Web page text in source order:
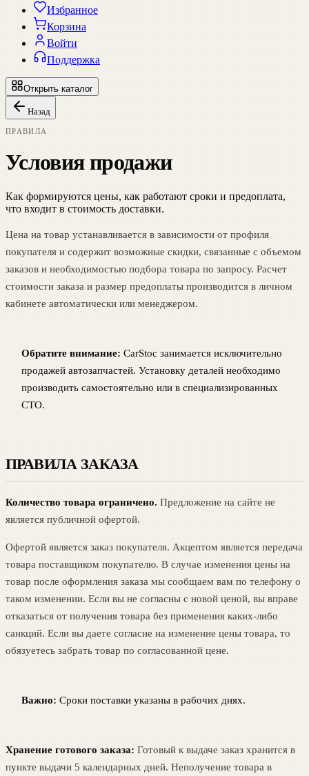
Избранное
Корзина
Войти
Поддержка
Открыть каталог
Назад
ПРАВИЛА
Условия продажи
Как формируются цены, как работают сроки и предоплата,
что входит в стоимость доставки.
Цена на товар устанавливается в зависимости от профиля
покупателя и содержит возможные скидки, связанные с объемом
заказов и необходимостью подбора товара по запросу. Расчет
стоимости заказа и размер предоплаты производится в личном
кабинете автоматически или менеджером.
Обратите внимание: CarStoc занимается исключительно
продажей автозапчастей. Установку деталей необходимо
производить самостоятельно или в специализированных
СТО.
ПРАВИЛА ЗАКАЗА
Количество товара ограничено. Предложение на сайте не
является публичной офертой.
Офертой является заказ покупателя. Акцептом является передача
товара поставщиком покупателю. В случае изменения цены на
товар после оформления заказа мы сообщаем вам по телефону о
таком изменении. Если вы не согласны с новой ценой, вы вправе
отказаться от получения товара без применения каких-либо
санкций. Если вы даете согласие на изменение цены товара, то
обязуетесь забрать товар по согласованной цене.
Важно: Сроки поставки указаны в рабочих днях.
Хранение готового заказа: Готовый к выдаче заказ хранится в
пункте выдачи 5 календарных дней. Неполучение товара в